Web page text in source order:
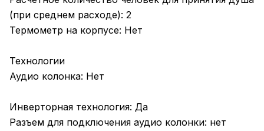
(при среднем расходе): 2
Термометр на корпусе: Нет
Технологии
Аудио колонка: Нет
Инверторная технология: Да
Разъем для подключения аудио колонки: нет